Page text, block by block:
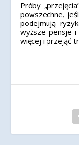
Próby
powszechne,
podejmują
wyższe pensje i
więcej i przejąć